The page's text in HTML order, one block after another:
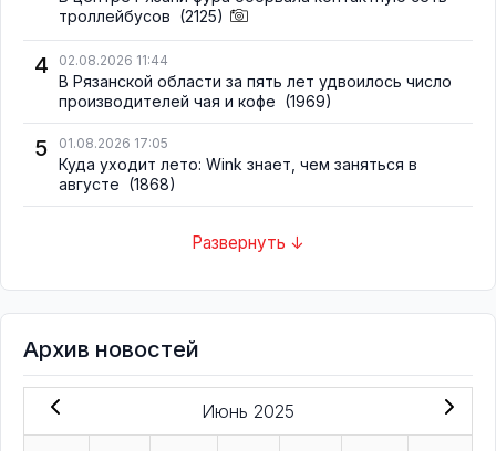
троллейбусов (2125)
4 02.08.2026 11:44
В Рязанской области за пять лет удвоилось число
производителей чая и кофе (1969)
5 01.08.2026 17:05
Куда уходит лето: Wink знает, чем заняться в
августе (1868)
Развернуть ↓
Архив новостей
Июнь 2025